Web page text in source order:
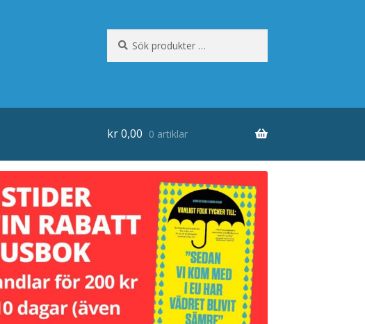
efter:
kr0,00 0 artiklar